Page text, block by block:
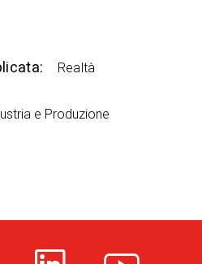
Realtà
e Produzione